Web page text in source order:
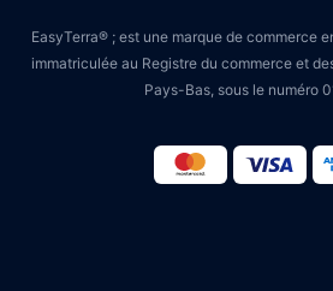
EasyTerra® ; est une marque de commerce
immatriculée au Registre du commerce et
Pays-Bas, sous le numéro